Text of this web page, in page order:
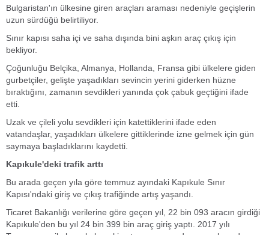
Bulgaristan'ın ülkesine giren araçları araması nedeniyle geçişlerin
uzun sürdüğü belirtiliyor.
Sınır kapısı saha içi ve saha dışında bini aşkın araç çıkış için
bekliyor.
Çoğunluğu Belçika, Almanya, Hollanda, Fransa gibi ülkelere giden
gurbetçiler, gelişte yaşadıkları sevincin yerini giderken hüzne
bıraktığını, zamanın sevdikleri yanında çok çabuk geçtiğini ifade
etti.
Uzak ve çileli yolu sevdikleri için katettiklerini ifade eden
vatandaşlar, yaşadıkları ülkelere gittiklerinde izne gelmek için gün
saymaya başladıklarını kaydetti.
Kapıkule'deki trafik arttı
Bu arada geçen yıla göre temmuz ayındaki Kapıkule Sınır
Kapısı'ndaki giriş ve çıkış trafiğinde artış yaşandı.
Ticaret Bakanlığı verilerine göre geçen yıl, 22 bin 093 aracın girdiği
Kapıkule'den bu yıl 24 bin 399 bin araç giriş yaptı. 2017 yılı